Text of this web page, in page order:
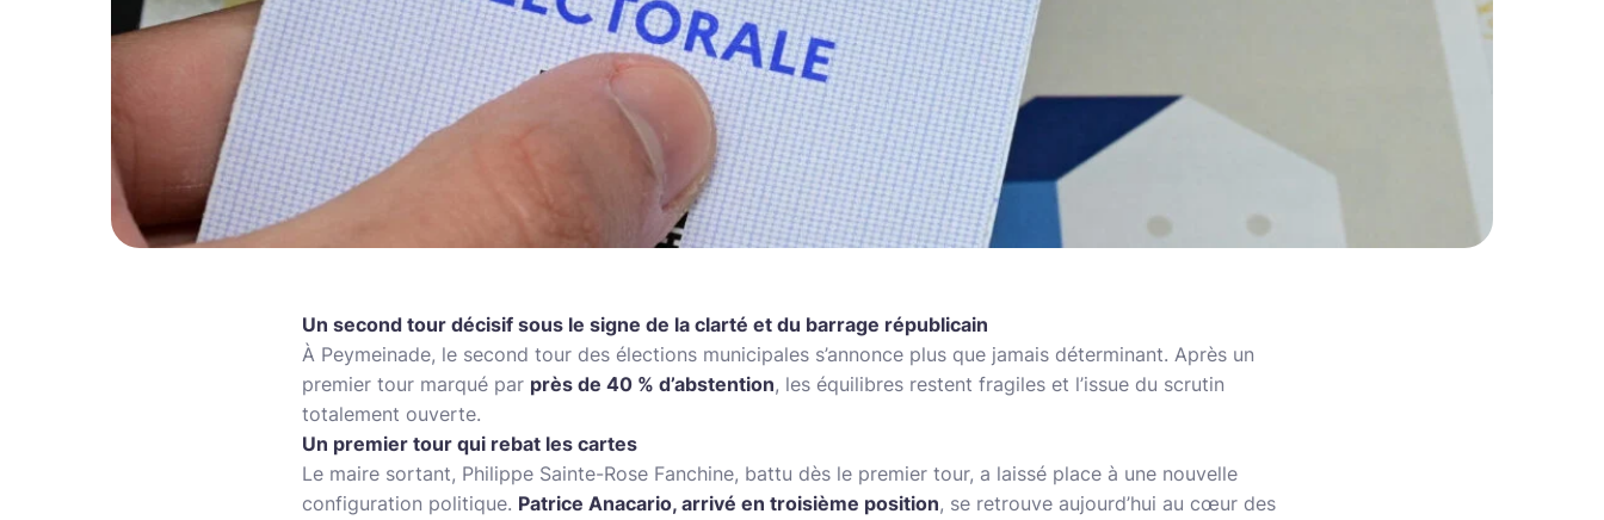
Un second tour décisif sous le signe de la clarté et du barrage républicain
À Peymeinade, le second tour des élections municipales s’annonce plus que jamais déterminant. Après un
premier tour marqué par près de 40 % d’abstention, les équilibres restent fragiles et l’issue du scrutin
totalement ouverte.
Un premier tour qui rebat les cartes
Le maire sortant, Philippe Sainte-Rose Fanchine, battu dès le premier tour, a laissé place à une nouvelle
configuration politique. Patrice Anacario, arrivé en troisième position, se retrouve aujourd’hui au cœur des